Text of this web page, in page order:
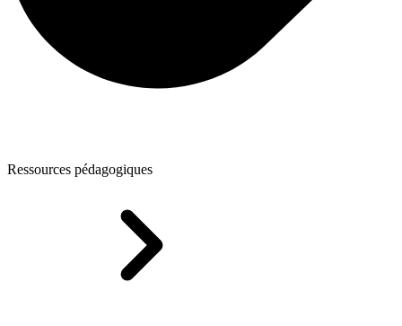
Ressources pédagogiques